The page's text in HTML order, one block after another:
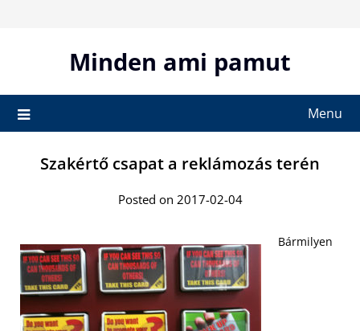
Minden ami pamut
Menu
Szakértő csapat a reklámozás terén
Posted on 2017-02-04
Bármilyen